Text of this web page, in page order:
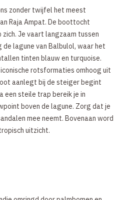
zonder twijfel het meest
Raja Ampat. De boottocht
Je vaart langzaam tussen
lagune van Balbulol, waar het
tinten blauw en turquoise.
rotsformaties omhoog uit
aanlegt bij de steiger begint
een steile trap bereik je in
boven de lagune. Zorg dat je
mee neemt. Bovenaan word
uitzicht.